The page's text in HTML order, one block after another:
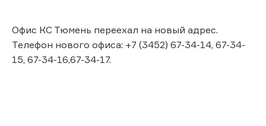
Офис КС Тюмень переехал на новый адрес.
Телефон нового офиса: +7 (3452) 67-34-14, 67-34-
15, 67-34-16,67-34-17.